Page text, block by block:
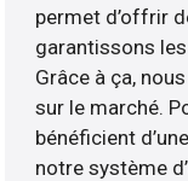
permet d’offrir
garantissons
Grâce à ça,
sur le marché.
bénéficient
notre système